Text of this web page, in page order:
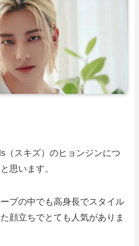
（スキズ）のヒョンジンにつ
思います。
プの中でも高身長でスタイル
顔立ちでとても人気がありま